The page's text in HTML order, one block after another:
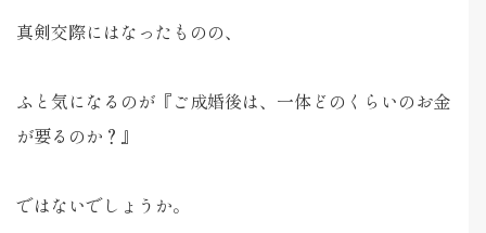
真剣交際にはなったものの、
ふと気になるのが『ご成婚後は、一体どのくらいのお金
が要るのか？』
ではないでしょうか。